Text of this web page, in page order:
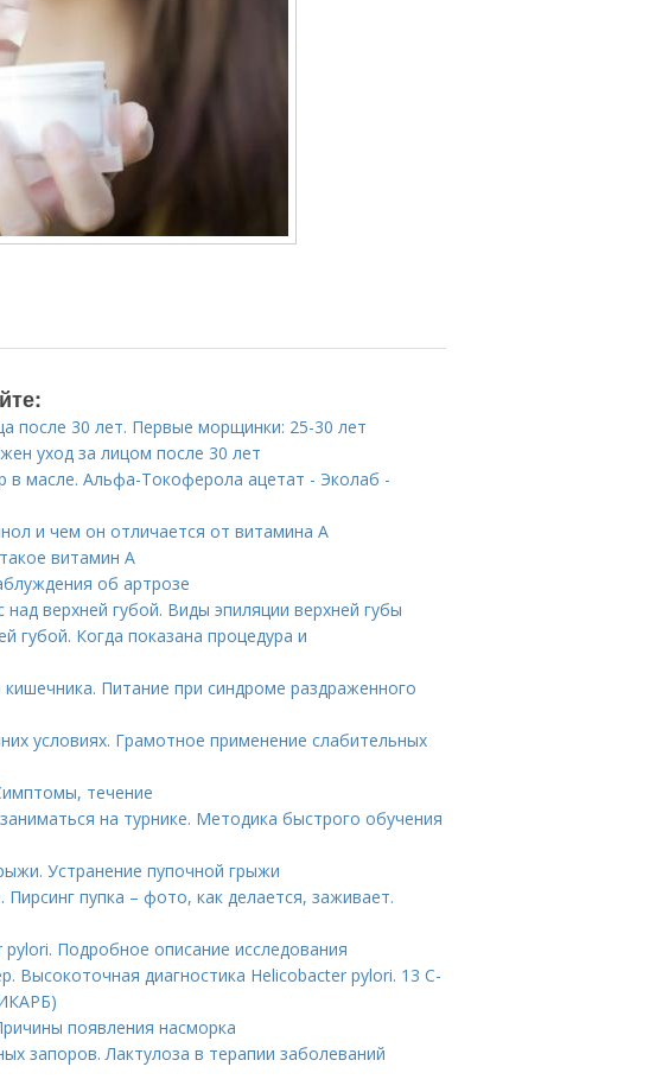
после 30 лет. Первые морщинки: 25-30 лет
уход за лицом после 30 лет
в масле. Альфа-Токоферола ацетат - Эколаб -
и чем он отличается от витамина А
витамин А
об артрозе
верхней губой. Виды эпиляции верхней губы
губой. Когда показана процедура и
Питание при синдроме раздраженного
условиях. Грамотное применение слабительных
течение
на турнике. Методика быстрого обучения
Устранение пупочной грыжи
Пирсинг пупка – фото, как делается, заживает.
Подробное описание исследования
Высокоточная диагностика Helicobacter pylori. 13 C-
появления насморка
запоров. Лактулоза в терапии заболеваний